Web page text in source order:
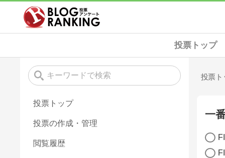
投票トップ
投票ト
一
投票トップ
投票の作成・管理
閲覧履歴